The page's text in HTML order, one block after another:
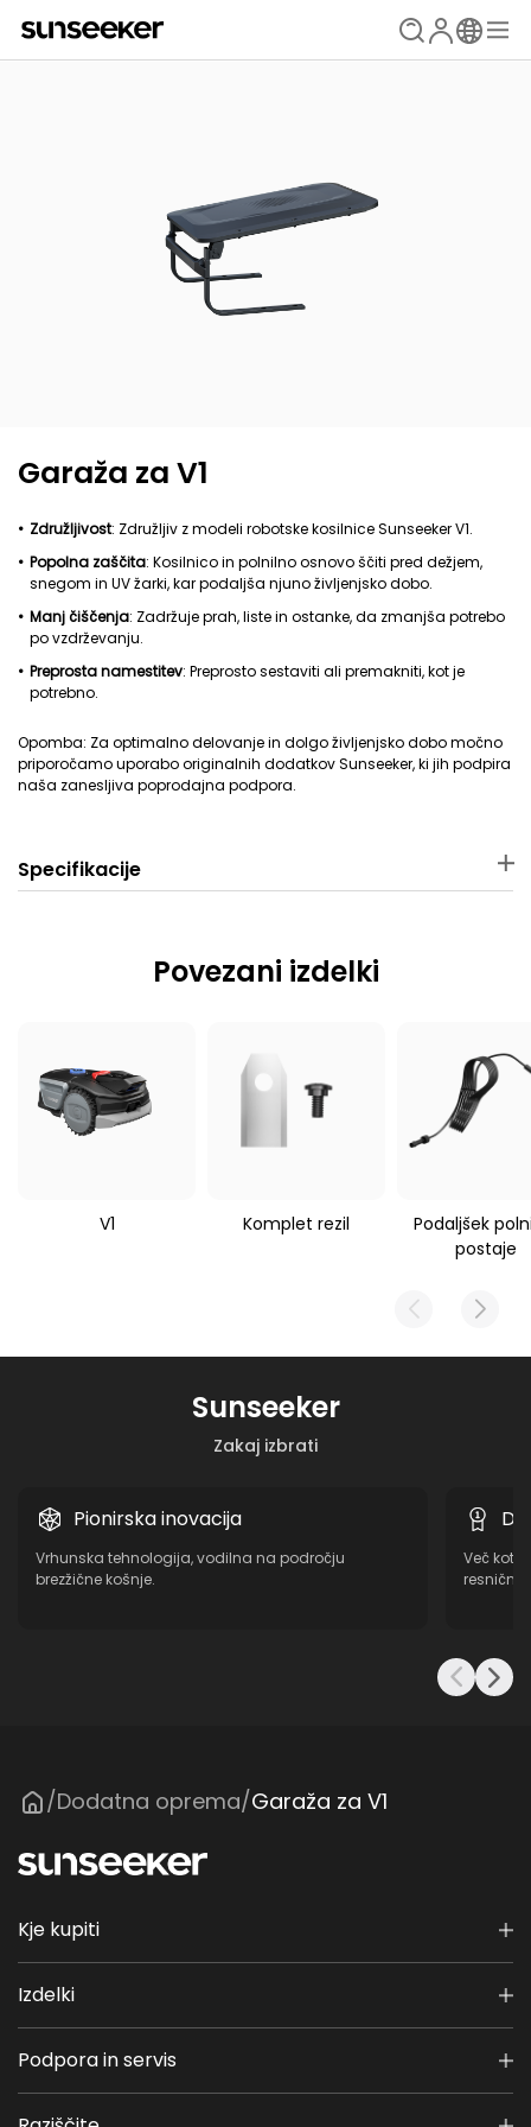
Garaža za V1
Združljivost: Združljiv z modeli robotske kosilnice Sunseeker V1.
Popolna zaščita: Kosilnico in polnilno osnovo ščiti pred dežjem,
snegom in UV žarki, kar podaljša njuno življenjsko dobo.
Manj čiščenja: Zadržuje prah, liste in ostanke, da zmanjša potrebo
po vzdrževanju.
Preprosta namestitev: Preprosto sestaviti ali premakniti, kot je
potrebno.
Opomba: Za optimalno delovanje in dolgo življenjsko dobo močno
priporočamo uporabo originalnih dodatkov Sunseeker, ki jih podpira
naša zanesljiva poprodajna podpora.
Specifikacije
63 × 49 × 7 cm
Povezani izdelki
V1 Komplet rezil
Podaljšek
postaje
Zakaj izbrati
Sunseeker
Pionirska inovacija
Vrhunska tehnologija, vodilna na področju
brezžične košnje.
Več kot
resnične
/Dodatna oprema/Garaža za V1
Kje kupiti
Izdelki
Podpora in servis